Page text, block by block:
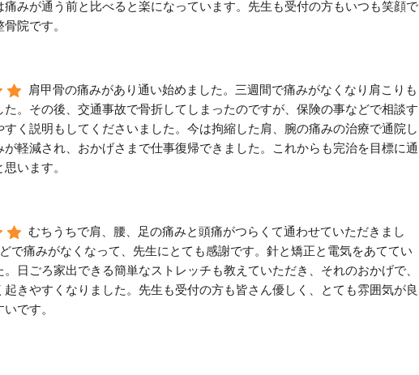
痛みが通う前と比べると楽になっています。先生も受付の方もいつも笑顔で
院です。
肩甲骨の痛みがあり通い始めました。三週間で痛みがなくなり肩こりも
た。その後、交通事故で骨折してしまったのですが、保険の事などで相談す
すく説明もしてくださいました。今は拘縮した肩、腕の痛みの治療で通院し
が軽減され、おかげさまで仕事復帰できました。これからも完治を目標に通
います。
むちうちで肩、腰、足の痛みと頭痛がつらくて通わせていただきまし
で痛みがなくなって、先生にとても感謝です。針と矯正と電気をあててい
日ごろ家出できる簡単なストレッチも教えていただき、それのおかげで、
起きやすくなりました。先生も受付の方も皆さん優しく、とても雰囲気が良
です。